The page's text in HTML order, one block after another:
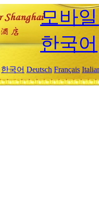
모바
한국어
한국어 Deutsch Français